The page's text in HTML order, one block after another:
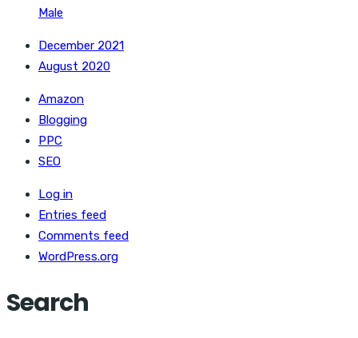
Male
December 2021
August 2020
Amazon
Blogging
PPC
SEO
Log in
Entries feed
Comments feed
WordPress.org
Search